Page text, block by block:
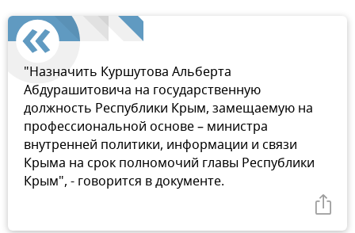
"Назначить Куршутова Альберта
Абдурашитовича на государственную
должность Республики Крым, замещаемую на
профессиональной основе – министра
внутренней политики, информации и связи
Крыма на срок полномочий главы Республики
Крым", - говорится в документе.